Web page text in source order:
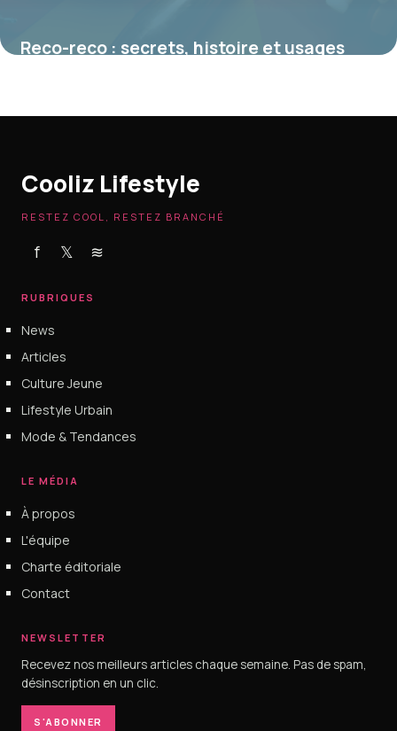
Reco-reco : secrets, histoire et usages
Cooliz Lifestyle
RESTEZ COOL, RESTEZ BRANCHÉ
f 𝕏 ≋
RUBRIQUES
News
Articles
Culture Jeune
Lifestyle Urbain
Mode & Tendances
LE MÉDIA
À propos
L'équipe
Charte éditoriale
Contact
NEWSLETTER
Recevez nos meilleurs articles chaque semaine. Pas de spam,
désinscription en un clic.
S'ABONNER